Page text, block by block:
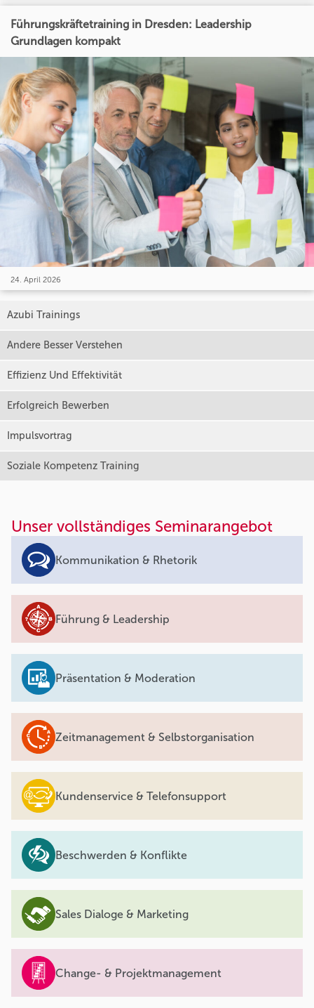
Führungskräftetraining in Dresden: Leadership
Grundlagen kompakt
24. April 2026
Azubi Trainings
Andere Besser Verstehen
Effizienz Und Effektivität
Erfolgreich Bewerben
Impulsvortrag
Soziale Kompetenz Training
Unser vollständiges Seminarangebot
Kommunikation & Rhetorik
Führung & Leadership
Präsentation & Moderation
Zeitmanagement & Selbstorganisation
Kundenservice & Telefonsupport
Beschwerden & Konflikte
Sales Dialoge & Marketing
Change- & Projektmanagement